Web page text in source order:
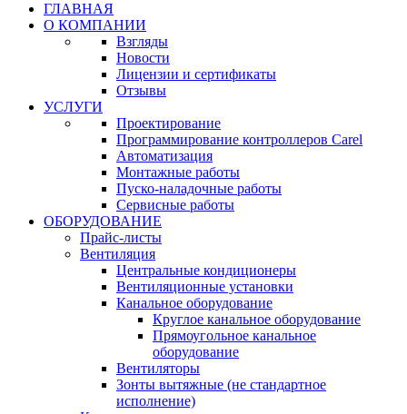
ГЛАВНАЯ
О КОМПАНИИ
Взгляды
Новости
Лицензии и сертификаты
Отзывы
УСЛУГИ
Проектирование
Программирование контроллеров Carel
Автоматизация
Монтажные работы
Пуско-наладочные работы
Сервисные работы
ОБОРУДОВАНИЕ
Прайс-листы
Вентиляция
Центральные кондиционеры
Вентиляционные установки
Канальное оборудование
Круглое канальное оборудование
Прямоугольное канальное
оборудование
Вентиляторы
Зонты вытяжные (не стандартное
исполнение)